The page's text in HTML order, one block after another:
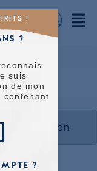
sélection.
!
?
suis
de mon
contenant
?